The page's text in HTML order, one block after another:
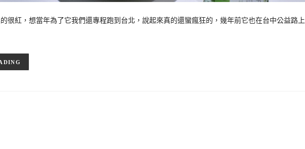
很紅，想當年為了它我們還專程跑到台北，說起來真的還蠻瘋狂的，幾年前它也在台中公益路上